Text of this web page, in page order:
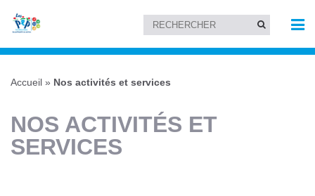
Accueil » Nos activités et services
NOS ACTIVITÉS ET
SERVICES